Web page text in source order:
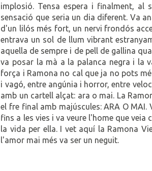
implosió. Tensa espera i finalment, al
sensació que seria un dia diferent. Va
d'un lilós més fort, un nervi frondós
entrava un sol de llum vibrant
aquella de sempre i de pell de gallina
va posar la mà a la palanca negra i la
força i Ramona no cal que ja no pots
i vagó, entre angúnia i horror, entre
amb un cartell alçat: ara o mai. La
el fre final amb majúscules: ARA O
fins a les vies i va veure l'home que
la vida per ella. I vet aquí la Ramona
l'amor mai més va ser un neguit.